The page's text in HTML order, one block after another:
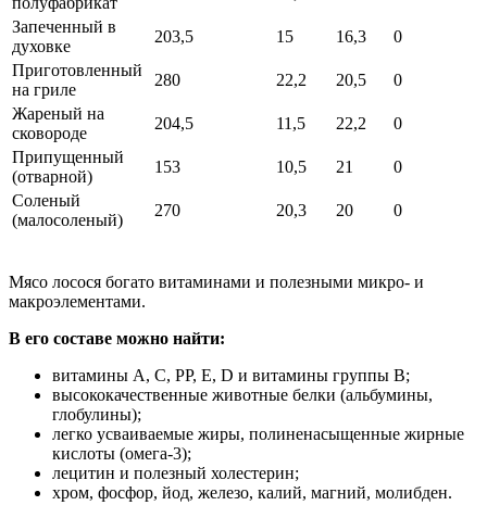
Запеченный в
духовке
203,5 15 16,3
0
Приготовленный
на гриле
280 22,2 20,5
0
Жареный на
сковороде
204,5 11,5 22,2
0
Припущенный
(отварной)
153 10,5 21
0
Соленый
(малосоленый)
270 20,3 20 0
Мясо лосося богато витаминами и полезными микро- и
макроэлементами.
В его составе можно найти:
витамины A, C, PP, E, D и витамины группы B;
высококачественные животные белки (альбумины,
глобулины);
легко усваиваемые жиры, полиненасыщенные жирные
кислоты (омега-3);
лецитин и полезный холестерин;
хром, фосфор, йод, железо, калий, магний, молибден.